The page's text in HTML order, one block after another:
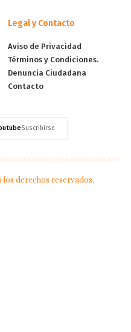
Legal y Contacto
Aviso de Privacidad
Términos y Condiciones.
Denuncia Ciudadana
Contacto
Suscribirse
derechos reservados.